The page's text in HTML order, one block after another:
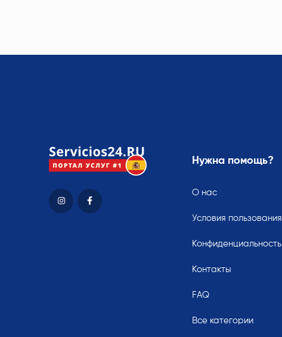
Нужна помощь?
О нас
Условия пользования
Конфиденциальность
Контакты
FAQ
Все категории